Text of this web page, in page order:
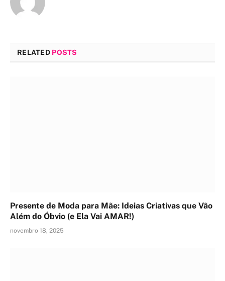
RELATED POSTS
Presente de Moda para Mãe: Ideias Criativas que Vão
Além do Óbvio (e Ela Vai AMAR!)
novembro 18, 2025